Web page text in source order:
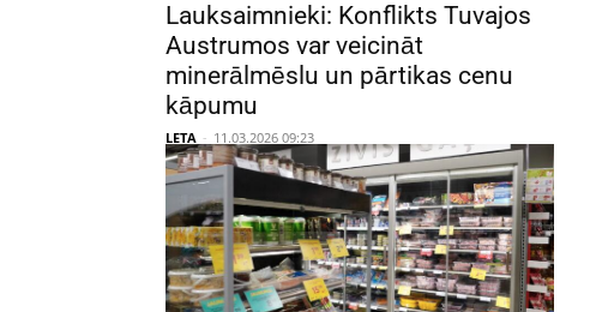
Lauksaimnieki: Konflikts Tuvajos
Austrumos var veicināt
minerālmēslu un pārtikas cenu
kāpumu
LETA - 11.03.2026 09:23